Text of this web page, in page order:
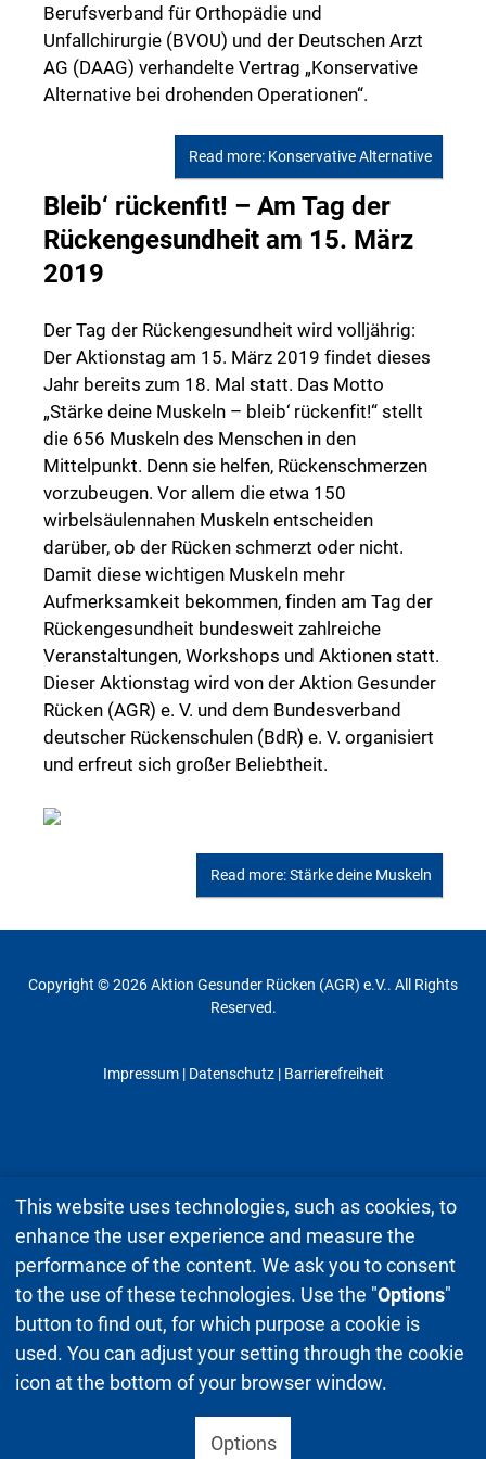
Berufsverband für Orthopädie und
Unfallchirurgie (BVOU) und der Deutschen Arzt
AG (DAAG) verhandelte Vertrag „Konservative
Alternative bei drohenden Operationen“.
Read more: Konservative Alternative
Bleib‘ rückenfit! – Am Tag der
Rückengesundheit am 15. März
2019
Der Tag der Rückengesundheit wird volljährig:
Der Aktionstag am 15. März 2019 findet dieses
Jahr bereits zum 18. Mal statt. Das Motto
„Stärke deine Muskeln – bleib‘ rückenfit!“ stellt
die 656 Muskeln des Menschen in den
Mittelpunkt. Denn sie helfen, Rückenschmerzen
vorzubeugen. Vor allem die etwa 150
wirbelsäulennahen Muskeln entscheiden
darüber, ob der Rücken schmerzt oder nicht.
Damit diese wichtigen Muskeln mehr
Aufmerksamkeit bekommen, finden am Tag der
Rückengesundheit bundesweit zahlreiche
Veranstaltungen, Workshops und Aktionen statt.
Dieser Aktionstag wird von der Aktion Gesunder
Rücken (AGR) e. V. und dem Bundesverband
deutscher Rückenschulen (BdR) e. V. organisiert
und erfreut sich großer Beliebtheit.
Read more: Stärke deine Muskeln
Copyright © 2026 Aktion Gesunder Rücken (AGR) e.V.. All Rights
Reserved.
Impressum| Datenschutz| Barrierefreiheit
This website uses technologies, such as cookies, to
enhance the user experience and measure the
performance of the content. We ask you to consent
to the use of these technologies. Use the "Options"
button to find out, for which purpose a cookie is
used. You can adjust your setting through the cookie
icon at the bottom of your browser window.
Options